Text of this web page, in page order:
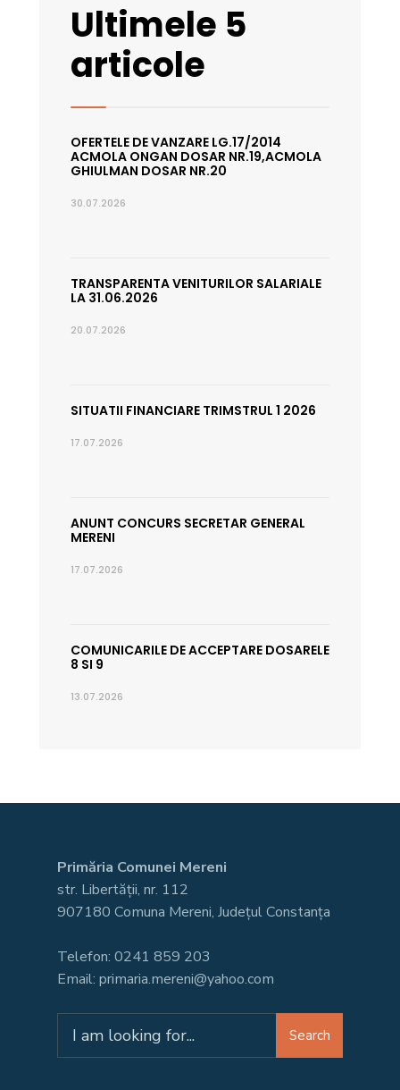
Ultimele 5
articole
OFERTELE DE VANZARE LG.17/2014
ACMOLA ONGAN DOSAR NR.19,ACMOLA
GHIULMAN DOSAR NR.20
30.07.2026
TRANSPARENTA VENITURILOR SALARIALE
LA 31.06.2026
20.07.2026
SITUATII FINANCIARE TRIMSTRUL 1 2026
17.07.2026
ANUNT CONCURS SECRETAR GENERAL
MERENI
17.07.2026
COMUNICARILE DE ACCEPTARE DOSARELE
8 SI 9
13.07.2026
Primăria Comunei Mereni
str. Libertății, nr. 112
907180 Comuna Mereni, Județul Constanța
Telefon: 0241 859 203
Email: primaria.mereni@yahoo.com
for:
Search